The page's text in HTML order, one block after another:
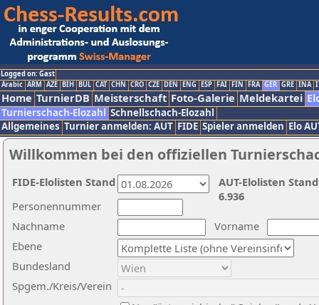
Logged on: Gast
Arabic ARM AZE BIH BUL CAT CHN CRO CZE DEN ENG ESP FAI FIN FRA GER GRE INA
Home TurnierDB Meisterschaft Foto-Galerie Meldekartei
Turnierschach-Elozahl Schnellschach-Elozahl
Allgemeines Turnier anmelden: AUT FIDE Spieler anmelden Elo
Willkommen bei den offiziellen
Nachname
Vorname
Ebene
Personennummer
Bundesland
Spgem./Kreis/Verein
AUT-Elolisten
6.936
FIDE-Elolisten Stand